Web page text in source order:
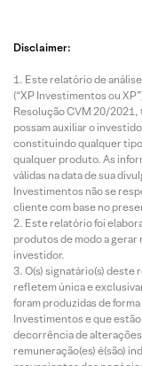
Disclaimer:
Este relatório de
(“XP Investimentos ou
Resolução CVM 20/
possam auxiliar o
constituindo qualquer
qualquer produto. As
válidas na data de sua
Investimentos não se
cliente com base no
Este relatório foi
produtos de modo a gerar
investidor.
O(s) signatário(s) deste
refletem única e
foram produzidas de
Investimentos e que
decorrência de alterações
remuneração(es) é(são)